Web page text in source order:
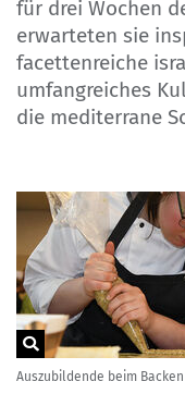
für drei Wochen
erwarteten sie
facettenreiche
umfangreiches
die mediterrane
NA beim BIBB
Auszubildende beim Backen